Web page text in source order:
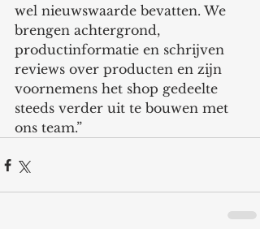
wel nieuwswaarde bevatten. We
brengen achtergrond,
productinformatie en schrijven
reviews over producten en zijn
voornemens het shop gedeelte
steeds verder uit te bouwen met
ons team.”